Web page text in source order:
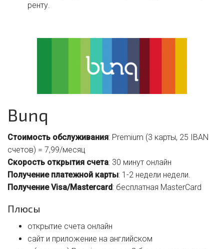
ренту.
Bunq
Стоимость обслуживания: Premium (3 карты, 25 IBAN
счетов) = 7,99/месяц
Скорость открытия счета: 30 минут онлайн
Получение платежной карты: 1-2 недели недели.
Получение Visa/Mastercard: бесплатная MasterCard
Плюсы
открытие счета онлайн
сайт и приложение на английском